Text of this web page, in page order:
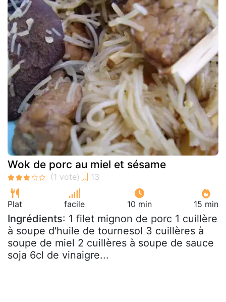
Wok de porc au miel et sésame
Plat facile 10 min 15 min
Ingrédients: 1 filet mignon de porc 1 cuillère
à soupe d'huile de tournesol 3 cuillères à
soupe de miel 2 cuillères à soupe de sauce
soja 6cl de vinaigre...